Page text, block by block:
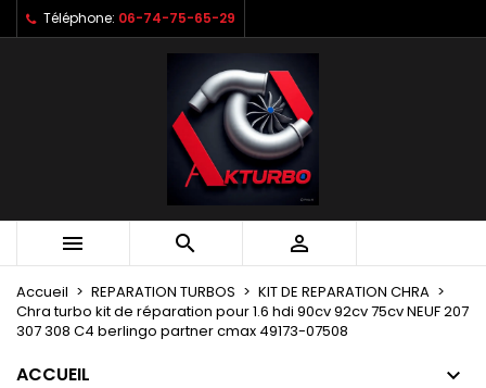
Téléphone: 06-74-75-65-29
  
Accueil REPARATION TURBOS
KIT DE REPARATION CHRA
Chra turbo kit de réparation pour 1.6 hdi 90cv 92cv 75cv NEUF 207
307 308 C4 berlingo partner cmax 49173-07508
ACCUEIL
Mes listes d'envies
Créer une nouvelle liste
Créer une liste d'envies
Nom de la liste d'envies
Connexion
Vous devez être connecté pour ajouter des produits à